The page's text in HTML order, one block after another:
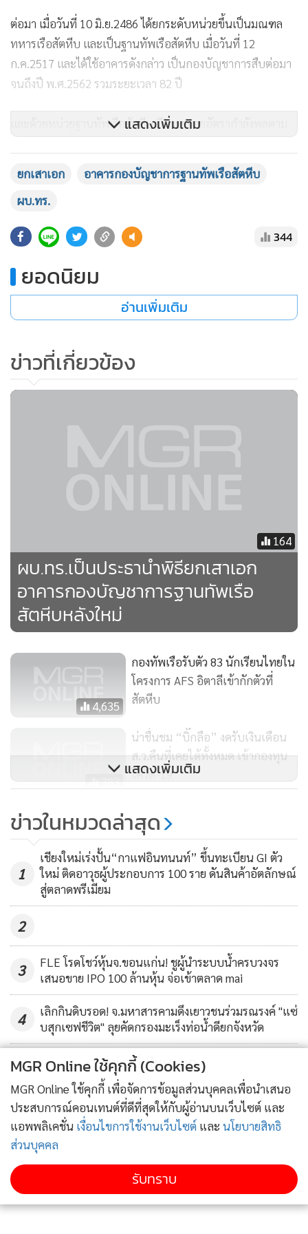
แสดงเพิ่มเติม
ยกเสาเอก
อาคารกองบัญชาการฐานทัพเรือสัตหีบ
ผบ.ทร.
344
ยอดนิยม
อ่านเพิ่มเติม
ข่าวที่เกี่ยวข้อง
164
ผบ.ทร.เป็นประธานำพิธียกเสาเอก
อาคารกองบัญชาการฐานทัพเรือ
สัตหีบหลังใหม่
4,635
กองทัพเรือ​รับตัว​ 83 นักเรียนไทยใน
โครงการ AFS​ อิตาลี​เข้ากักตัวที่
สัตหีบ
383
น่าชื่นชม “บิ๊กลือ” งดรับเงินเดือน
ส.ว.คืนที่เคยได้ทั้งหมด เข้ากองทุน
โควิด-19
4,259
วงพ่อโสธร” ชั่วคราว 19 - 31 มี.ค. นี้
แสดงเพิ่มเติม
ข่าวในหมวดล่าสุด
1
เชียงใหม่เร่งปั้น“กาแฟอินทนนท์” ขึ้นทะเบียน GI ตัว
ใหม่ ติดอาวุธผู้ประกอบการ 100 ราย ดันสินค้าอัตลักษณ์
สู่ตลาดพรีเมียม
2
3
FLE โรดโชว์หุ้นจ.ขอนแก่น! ชูผู้นำระบบน้ำครบวงจร
เสนอขาย IPO 100 ล้านหุ้น จ่อเข้าตลาด mai
4
เลิกกินดิบรอด! จ.มหาสารคามดึงเยาวชนร่วมรณรงค์ "แซ่
บสุกเซฟชีวิต" ลุยคัดกรองมะเร็งท่อน้ำดียกจังหวัด
ข่าวอื่นในหมวด
MGR Online ใช้คุกกี้ (Cookies)
MGR Online ใช้คุกกี้ เพื่อจัดการข้อมูลส่วนบุคคลเพื่อนำเสนอ
ประสบการณ์คอนเทนต์ที่ดีที่สุดให้กับผู้อ่านบนเว็บไซต์ และ
แอพพลิเคชั่น เงื่อนไขการใช้งานเว็บไซต์ และ นโยบายสิทธิ
ส่วนบุคคล
รับทราบ